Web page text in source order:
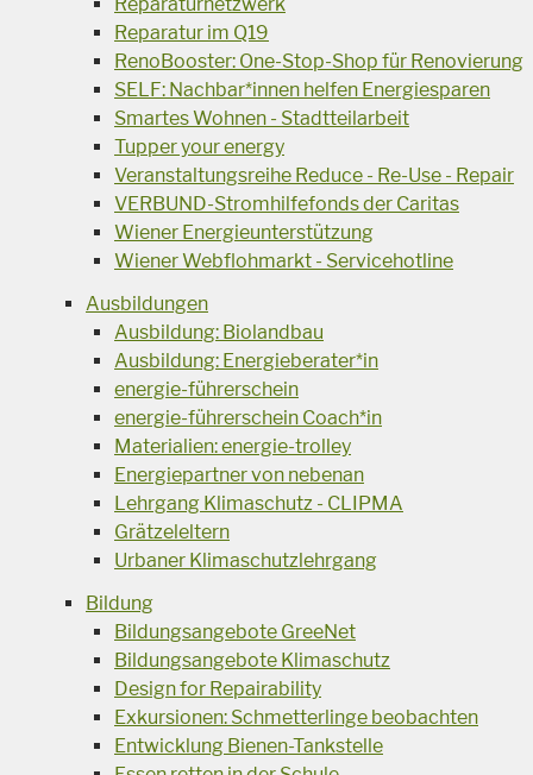
Reparatur im Q19
RenoBooster: One-Stop-Shop für Renovierung
SELF: Nachbar*innen helfen Energiesparen
Smartes Wohnen - Stadtteilarbeit
Tupper your energy
Veranstaltungsreihe Reduce - Re-Use - Repair
VERBUND-Stromhilfefonds der Caritas
Wiener Energieunterstützung
Wiener Webflohmarkt - Servicehotline
Ausbildungen
Ausbildung: Biolandbau
Ausbildung: Energieberater*in
energie-führerschein
energie-führerschein Coach*in
Materialien: energie-trolley
Energiepartner von nebenan
Lehrgang Klimaschutz - CLIPMA
Grätzeleltern
Urbaner Klimaschutzlehrgang
Bildung
Bildungsangebote GreeNet
Bildungsangebote Klimaschutz
Design for Repairability
Exkursionen: Schmetterlinge beobachten
Entwicklung Bienen-Tankstelle